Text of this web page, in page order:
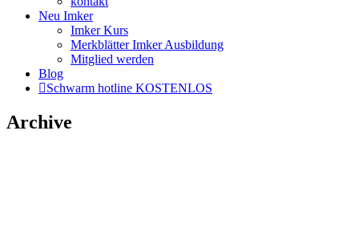
Neu Imker
Imker Kurs
Merkblätter Imker Ausbildung
Mitglied werden
Blog
Schwarm hotline KOSTENLOS
Archive